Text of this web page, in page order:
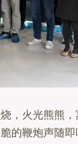
火光熊熊，
的鞭炮声随